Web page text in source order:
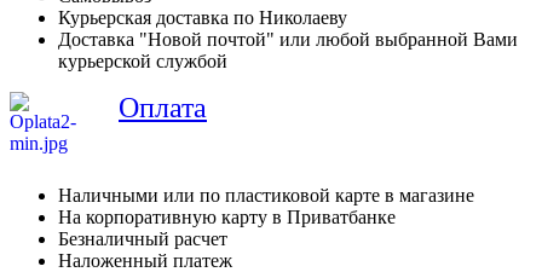
Курьерская доставка по Николаеву
Доставка "Новой почтой" или любой выбранной Вами
курьерской службой
Оплата
Наличными или по пластиковой карте в магазине
На корпоративную карту в Приватбанке
Безналичный расчет
Наложенный платеж